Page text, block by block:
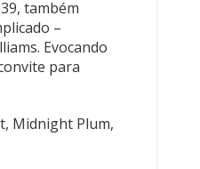
também
–
Evocando
para
Midnight Plum,